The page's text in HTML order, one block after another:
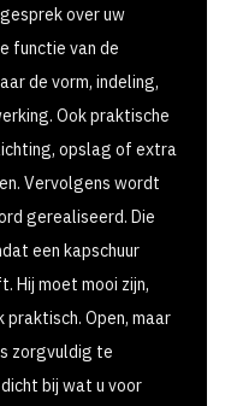
over uw
functie van de
de vorm, indeling,
Ook praktische
opslag of extra
Vervolgens wordt
gerealiseerd. Die
een kapschuur
Hij moet mooi zijn,
Open, maar
zorgvuldig te
bij wat u voor